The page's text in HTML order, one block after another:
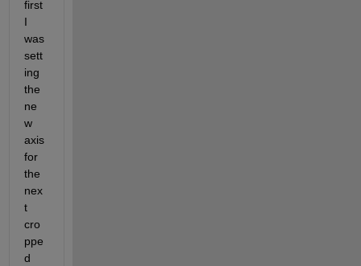
first
I
was
sett
ing
the
ne
w
axis
for
the
nex
t
cro
ppe
d